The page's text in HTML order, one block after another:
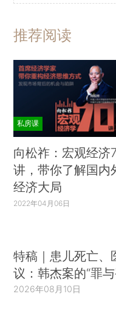
推荐阅读
私房课
向松祚：宏观经济
讲，带你了解国内
经济大局
2022年04月06日
特稿｜患儿死亡、
议：韩杰案的“罪与
2026年08月10日